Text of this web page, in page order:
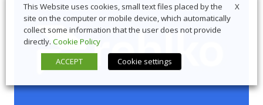
X
This Website uses cookies, small text files placed by the
site on the computer or mobile device, which automatically
collect some information that the user does not provide
directly. Cookie Policy
ACCEPT
Cookie settings